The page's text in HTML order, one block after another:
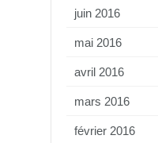
juin 2016
mai 2016
avril 2016
mars 2016
février 2016